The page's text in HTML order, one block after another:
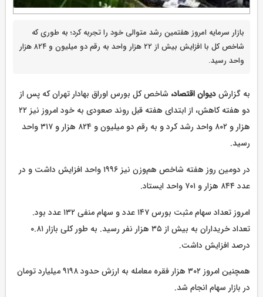
بازار سرمایه امروز هفتمین رشد متوالی خود را تجربه کرد؛ به طوری که
شاخص کل با افزایش بیش از ۲۲ هزار واحد به رقم دو میلیون و ۸۲۴ هزار
واحد رسید.
به گزارشدیوان اقتصاد، شاخص کل بورس اوراق بهادار تهران که پس از
دو هفته کاهش، از ابتدای هفته قبل روند صعودی به خود امروز نیز ۲۲
هزار و ۸۰۲ واحد رشد کرد و به رقم دو میلیون و ۸۲۴ هزار و ۳۱۷ واحد
رسید.
در دومین روز هفته شاخص هم‌وزن نیز ۱۹۹۶ واحد افزایش داشت و در
عدد ۸۴۴ هزار و ۷۰۱ واحد ایستاد.
امروز تعداد سهام مثبت بورس ۱۴۷ عدد و سهام منفی ۱۳۲ عدد بود.
تعداد خریداران به بیش از ۳۵ هزار نفر رسید. به طور کلی بازار ۰.۸۱
درصد افزایش داشت.
همچنین امروز ۳۰۲ هزار فقره معامله به ارزش حدود ۹۱۹۸ میلیارد تومان
در بازار سهام انجام شد.